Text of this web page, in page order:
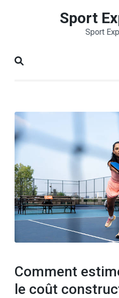
Entrée)
Sport
Sport
Comment
le coût